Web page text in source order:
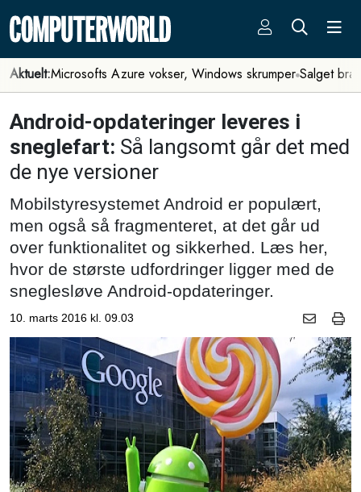
Aktuelt:Microsofts Azure vokser, Windows skrumper Salget
Android-opdateringer leveres i
sneglefart: Så langsomt går det med
de nye versioner
Mobilstyresystemet Android er populært,
men også så fragmenteret, at det går ud
over funktionalitet og sikkerhed. Læs her,
hvor de største udfordringer ligger med de
sneglesløve Android-opdateringer.
10. marts 2016 kl. 09.03